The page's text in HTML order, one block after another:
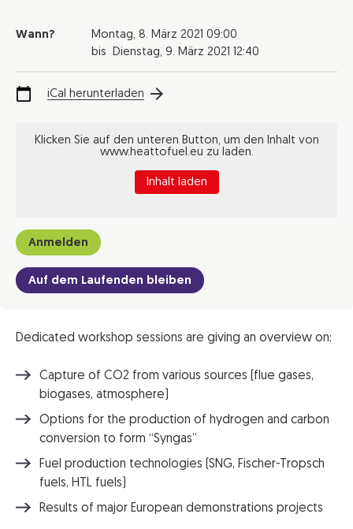
Wann? Montag, 8. März 2021 09:00
bis Dienstag, 9. März 2021 12:40
iCal herunterladen
Klicken Sie auf den unteren Button, um den Inhalt von
www.heattofuel.eu zu laden.
Inhalt laden
Anmelden
Auf dem Laufenden bleiben
Dedicated workshop sessions are giving an overview on:
Capture of CO2 from various sources (flue gases,
biogases, atmosphere)
Options for the production of hydrogen and carbon
conversion to form “Syngas”
Fuel production technologies (SNG, Fischer-Tropsch
fuels, HTL fuels)
Results of major European demonstrations projects